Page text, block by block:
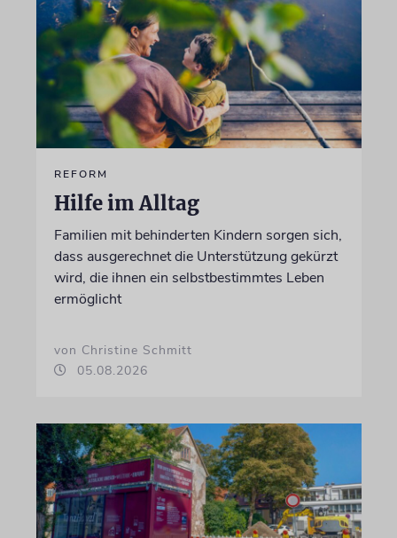
REFORM
Hilfe im Alltag
Familien mit behinderten Kindern sorgen sich,
dass ausgerechnet die Unterstützung gekürzt
wird, die ihnen ein selbstbestimmtes Leben
ermöglicht
von Christine Schmitt
05.08.2026